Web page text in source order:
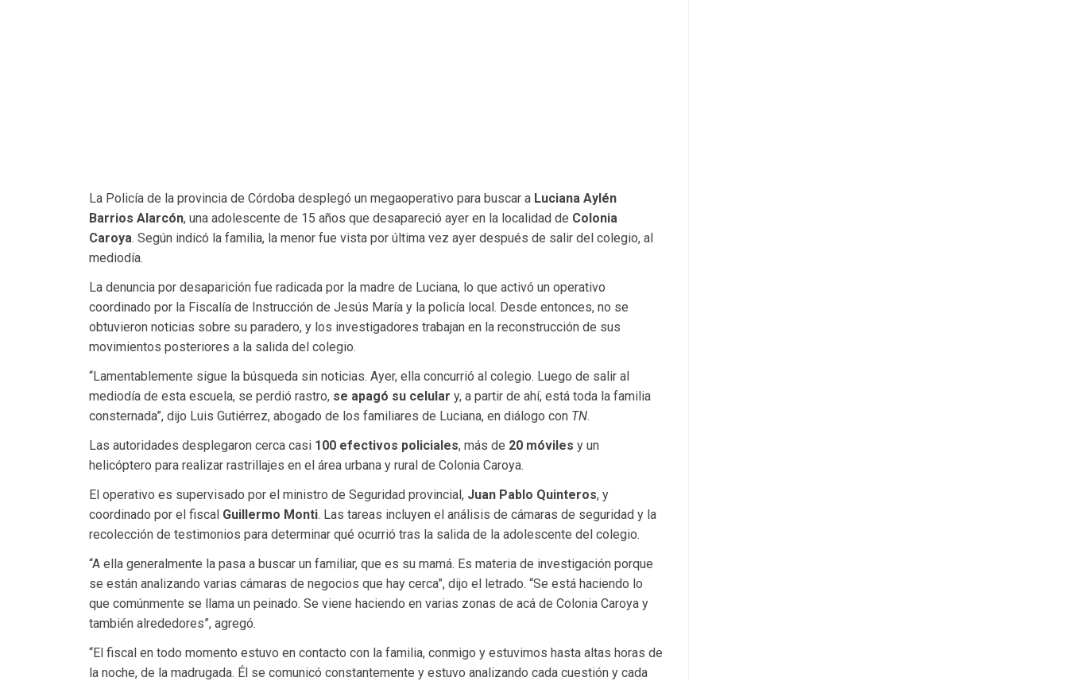
La Policía de la provincia de Córdoba desplegó un megaoperativo para buscar a Luciana Aylén
Barrios Alarcón, una adolescente de 15 años que desapareció ayer en la localidad de Colonia
Caroya. Según indicó la familia, la menor fue vista por última vez ayer después de salir del colegio, al
mediodía.
La denuncia por desaparición fue radicada por la madre de Luciana, lo que activó un operativo
coordinado por la Fiscalía de Instrucción de Jesús María y la policía local. Desde entonces, no se
obtuvieron noticias sobre su paradero, y los investigadores trabajan en la reconstrucción de sus
movimientos posteriores a la salida del colegio.
“Lamentablemente sigue la búsqueda sin noticias. Ayer, ella concurrió al colegio. Luego de salir al
mediodía de esta escuela, se perdió rastro, se apagó su celular y, a partir de ahí, está toda la familia
consternada”, dijo Luis Gutiérrez, abogado de los familiares de Luciana, en diálogo con TN.
Las autoridades desplegaron cerca casi 100 efectivos policiales, más de 20 móviles y un
helicóptero para realizar rastrillajes en el área urbana y rural de Colonia Caroya.
El operativo es supervisado por el ministro de Seguridad provincial, Juan Pablo Quinteros, y
coordinado por el fiscal Guillermo Monti. Las tareas incluyen el análisis de cámaras de seguridad y la
recolección de testimonios para determinar qué ocurrió tras la salida de la adolescente del colegio.
“A ella generalmente la pasa a buscar un familiar, que es su mamá. Es materia de investigación porque
se están analizando varias cámaras de negocios que hay cerca”, dijo el letrado. “Se está haciendo lo
que comúnmente se llama un peinado. Se viene haciendo en varias zonas de acá de Colonia Caroya y
también alrededores”, agregó.
“El fiscal en todo momento estuvo en contacto con la familia, conmigo y estuvimos hasta altas horas de
la noche, de la madrugada. Él se comunicó constantemente y estuvo analizando cada cuestión y cada